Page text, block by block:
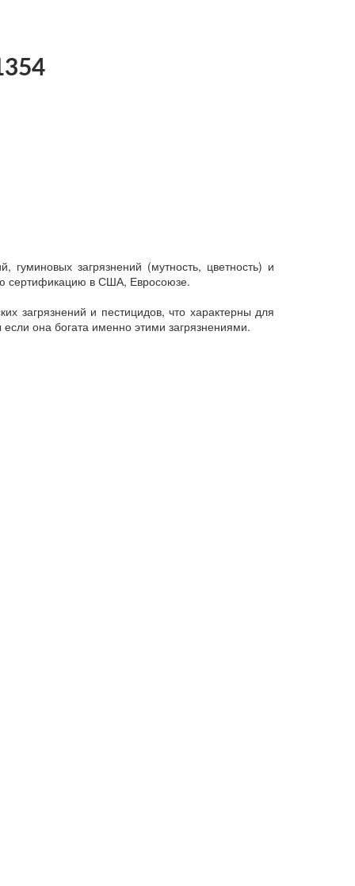
загрязнений (мутность, цветность) и
сертификацию в США, Евросоюзе.
загрязнений и пестицидов, что характерны для
она богата именно этими загрязнениями.